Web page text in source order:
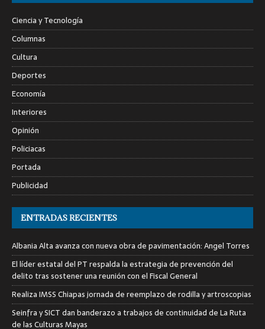
Ciencia y Tecnología
Columnas
Cultura
Deportes
Economía
Interiores
Opinión
Policiacas
Portada
Publicidad
ENTRADAS RECIENTES
Albania Alta avanza con nueva obra de pavimentación: Angel Torres
El líder estatal del PT respalda la estrategia de prevención del
delito tras sostener una reunión con el Fiscal General
Realiza IMSS Chiapas jornada de reemplazo de rodilla y artroscopias
Seinfra y SICT dan banderazo a trabajos de continuidad de La Ruta
de las Culturas Mayas